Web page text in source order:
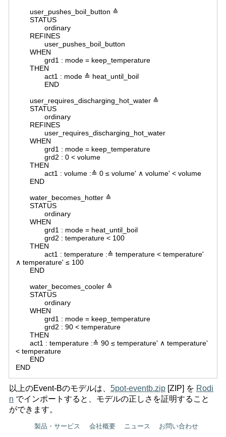
user_pushes_boil_button ≙
STATUS
ordinary
REFINES
user_pushes_boil_button
WHEN
grd1 : mode = keep_temperature
THEN
act1 : mode ≙ heat_until_boil
END
user_requires_discharging_hot_water ≙
STATUS
ordinary
REFINES
user_requires_discharging_hot_water
WHEN
grd1 : mode = keep_temperature
grd2 : 0 < volume
THEN
act1 : volume :≙ 0 ≤ volume' ∧ volume' < volume
END
water_becomes_hotter ≙
STATUS
ordinary
WHEN
grd1 : mode = heat_until_boil
grd2 : temperature < 100
THEN
act1 : temperature :≙ temperature < temperature'
∧ temperature' ≤ 100
END
water_becomes_cooler ≙
STATUS
ordinary
WHEN
grd1 : mode = keep_temperature
grd2 : 90 < temperature
THEN
act1 : temperature :≙ 90 ≤ temperature' ∧ temperature'
< temperature
END
END
以上のEvent-Bのモデルは、 5pot-eventb.zip [ZIP] を Rodi
n でインポートすると、モデルの正しさを証明すること
ができます。
製品・サービス 会社概要 ニュース お問い合わせ